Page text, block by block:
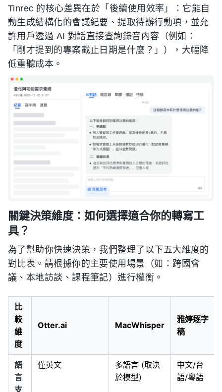
Tinrec 的核心差異在於「後續使用效率」：它能自
動生成結構化的會議紀要、提取待辦行動項，並允
許用戶透過 AI 對話直接查詢錄音內容（例如：
「剛才提到的專案截止日期是什麼？」），大幅降
低重聽成本。
關鍵決策維度：如何選擇適合你的轉寫工
具？
為了幫助你快速決策，我們整理了以下五大維度的
對比表。請根據你的主要使用場景（如：跨國會
議、本地訪談、課程筆記）進行權衡。
比
較
維
度
Otter.ai MacWhisper
雅婷逐字
稿
語
言
支
僅英文
多語言 (取決
於模型)
中文/台
語/粵語